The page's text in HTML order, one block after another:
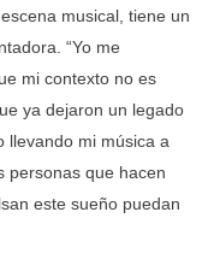
musical, tiene un
“Yo me
mi contexto no es
ya dejaron un legado
llevando mi música a
personas que hacen
este sueño puedan